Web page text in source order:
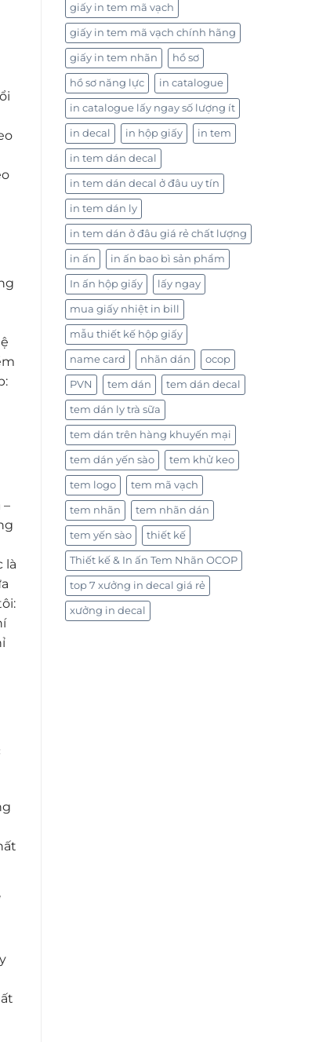
là
giấy in tem mã vạch
giấy in tem mã vạch chính hãng
giấy in tem nhãn hồ sơ
hồ sơ năng lực in catalogue
in catalogue lấy ngay số lượng ít
in decal in hộp giấy in tem
in tem dán decal
in tem dán decal ở đâu uy tín
in tem dán ly
in tem dán ở đâu giá rẻ chất lượng
in ấn in ấn bao bì sản phẩm
In ấn hộp giấy lấy ngay
mua giấy nhiệt in bill
mẫu thiết kế hộp giấy
name card nhãn dán ocop
PVN tem dán tem dán decal
tem dán ly trà sữa
tem dán trên hàng khuyến mại
tem dán yến sào tem khử keo
tem logo tem mã vạch
tem nhãn tem nhãn dán
tem yến sào thiết kế
Thiết kế & In ấn Tem Nhãn OCOP
top 7 xưởng in decal giá rẻ
xưởng in decal